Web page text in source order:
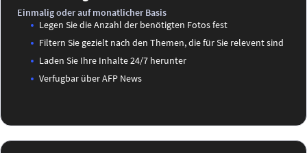
Einmalig oder auf monatlicher Basis
Legen Sie die Anzahl der benötigten Fotos fest
Filtern Sie gezielt nach den Themen, die für Sie relevent sind
Laden Sie Ihre Inhalte 24/7 herunter
Verfugbar über AFP News